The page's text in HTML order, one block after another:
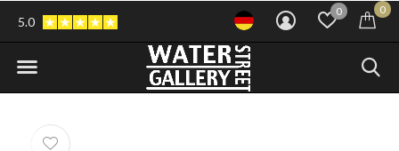
0 0
5.0